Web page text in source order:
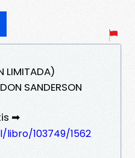
LIMITADA)
SANDERSON
➡
103749/1562